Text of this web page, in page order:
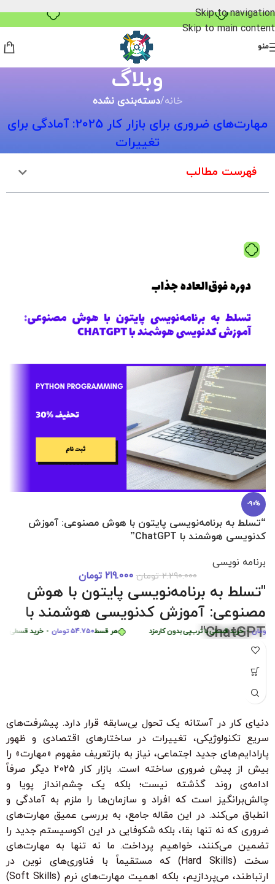
خرید قسطی با ترب‌پی
Skip to navigation
Skip to main content
منو
وبلاگ
خانه/دسته‌بندی نشده
مهارت‌های ضروری برای بازار کار 2025: آمادگی برای
تغییرات
فهرست مطالب
هر قسط 54.750تومان • خرید قسطی با • خرید قسطی با ترب‌پی بدون کارمزد
-90%
“تسلط به برنامه‌نویسی پایتون با هوش مصنوعی: آموزش
کدنویسی هوشمند با ChatGPT”
برنامه نویسی
2.290.000 تومان 219.000 تومان
"تسلط به برنامه‌نویسی پایتون با هوش
مصنوعی: آموزش کدنویسی هوشمند با
ChatGPT"
"با شرکت در این دوره جامع و کاربردی، به راحتی مهارت‌های
برنامه‌نویسی پایتون را از سطح مبتدی تا پیشرفته با کمک هوش
آموزشی، شما را قادر می‌سازد تا به سرعت الگوریتم‌های پیچیده را
سطوح با زیرنویس فارسی حرفه‌ای و امکان دانلود و تماشای آنلاین."
ویژگی‌های کلیدی:
بدون نیاز به تجربه قبلی برنامه‌نویسی
زیرنویس فارسی با ترجمه حرفه‌ای
۳۰ ٪ تخفیف ویژه برای دانشجویان و دانش آموزان
خرید قسطی با ترب‌پی بدون کارمزد
هر قسط449.975تومان • خرید قسطی با ترب‌پی بدون کارمزد
دنیای کار در آستانه یک تحول بی‌سابقه قرار دارد. پیشرفت‌های
سریع تکنولوژیکی، تغییرات در ساختارهای اقتصادی و ظهور
پارادایم‌های جدید اجتماعی، نیاز به بازتعریف مفهوم «مهارت» را
بیش از پیش ضروری ساخته است. بازار کار 2025 دیگر صرفاً
ادامه‌ی روند گذشته نیست؛ بلکه یک چشم‌انداز پویا و
چالش‌برانگیز است که افراد و سازمان‌ها را ملزم به آمادگی و
انطباق می‌کند. در این مقاله جامع، به بررسی عمیق مهارت‌های
ضروری که نه تنها بقا، بلکه شکوفایی در این اکوسیستم جدید را
تضمین می‌کنند، خواهیم پرداخت. ما نه تنها به مهارت‌های
سخت (Hard Skills) که مستقیماً با فناوری‌های نوین در
ارتباطند، می‌پردازیم، بلکه اهمیت مهارت‌های نرم (Soft Skills)